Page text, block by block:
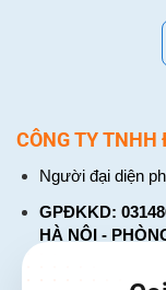
CÔNG TY
Người đại diện
GPĐKKD:
HÀ NỘI -
CHÍNH
tháng 01 năm